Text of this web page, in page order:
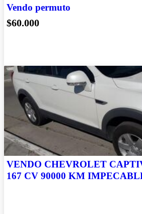
Vendo permuto
$60.000
VENDO CHEVROLET
167 CV 90000 KM